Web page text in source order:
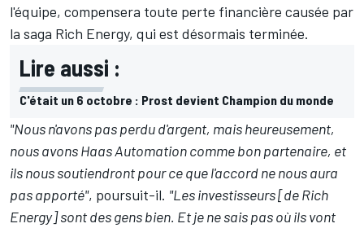
l'équipe, compensera toute perte financière causée par
la saga Rich Energy, qui est désormais terminée.
Lire aussi :
C'était un 6 octobre : Prost devient Champion du monde
"Nous n'avons pas perdu d'argent, mais heureusement,
nous avons Haas Automation comme bon partenaire, et
ils nous soutiendront pour ce que l'accord ne nous aura
pas apporté", poursuit-il. "Les investisseurs [de Rich
Energy] sont des gens bien. Et je ne sais pas où ils vont